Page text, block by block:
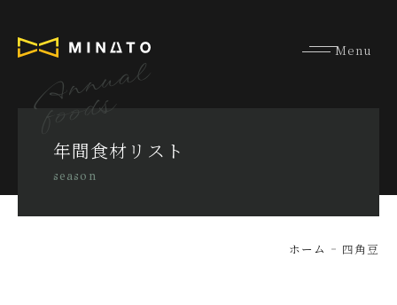
年間食材リスト
season
Annual
foods
ホーム 四角豆